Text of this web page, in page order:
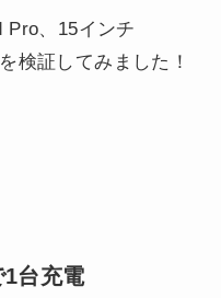
Pro、15インチ
検証してみました！
台充電